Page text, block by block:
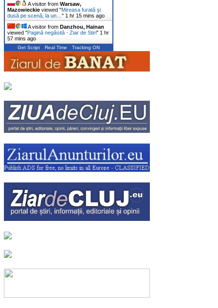
A visitor from Warsaw,
Mazowieckie viewed "Mireasa furată şi
dusă pe scenă, la un… " 1 hr 15 mins ago
A visitor from Danzhou, Hainan
viewed "Pagină negăsită - Ziar de Stiri" 1 hr
57 mins ago
Get Script Real Time Tracking ON